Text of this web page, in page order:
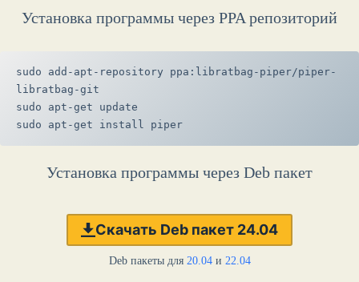
Установка программы через PPA репозиторий
sudo add-apt-repository ppa:libratbag-piper/piper-
libratbag-git
sudo apt-get update
sudo apt-get install piper
Установка программы через Deb пакет
Скачать Deb пакет 24.04
Deb пакеты для 20.04и 22.04